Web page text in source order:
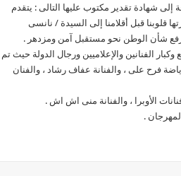
التكريم بالإضافة إلى شهادة تقدير مكتوب عليها التالى : يتقدم
قلوبنا قبل أقلامنا إلى السيدة / نانسى
رفع شأن الوطن نحو مستقبل آمن ومزدهر .
الفنانين والإعلاميين ورجال الدولة حيث تم
فرح على ، والفنانة عفاف رشاد ، والفنان
الأوبرا ، والفنانة منى اش اش .
.